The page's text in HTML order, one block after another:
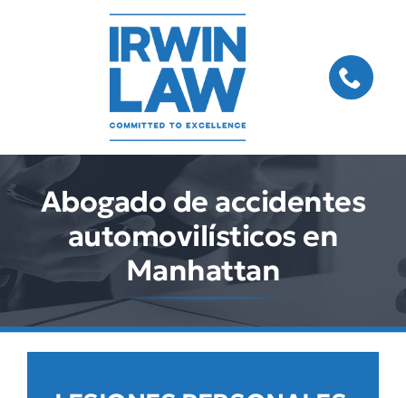
Abogado de accidentes
automovilísticos en
Manhattan